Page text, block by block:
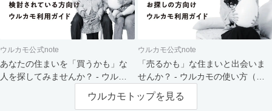
ウルカモ公式note
あなたの住まいを「買うかも」な
人を探してみませんか？ - ウルカ
ウルカモ公式note
「売るかも」な住まいと出会いま
せんか？ - ウルカモの使い方（買
主さま向け）
ウルカモトップを見る